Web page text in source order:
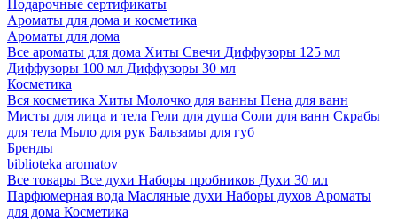
Подарочные сертификаты
Ароматы для дома и косметика
Ароматы для дома
Все ароматы для дома Хиты Свечи Диффузоры 125 мл
Диффузоры 100 мл Диффузоры 30 мл
Косметика
Вся косметика Хиты Молочко для ванны Пена для ванн
Мисты для лица и тела Гели для душа Соли для ванн Скрабы
для тела Мыло для рук Бальзамы для губ
Бренды
biblioteka aromatov
Все товары Все духи Наборы пробников Духи 30 мл
Парфюмерная вода Масляные духи Наборы духов Ароматы
для дома Косметика